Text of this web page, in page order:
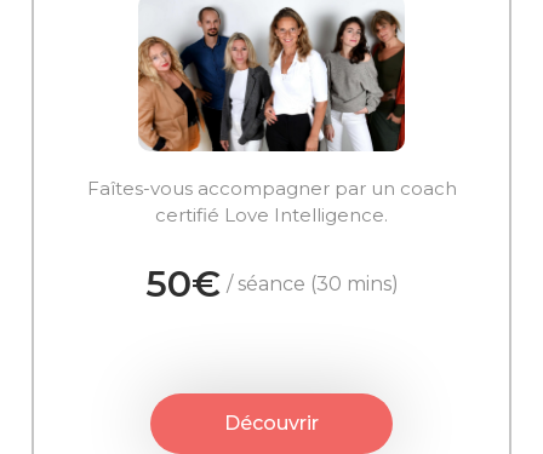
Faîtes-vous accompagner par un coach
certifié Love Intelligence.
50€ / séance (30 mins)
Découvrir